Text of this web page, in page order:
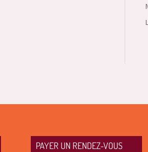
PAYER UN RENDEZ-VOUS